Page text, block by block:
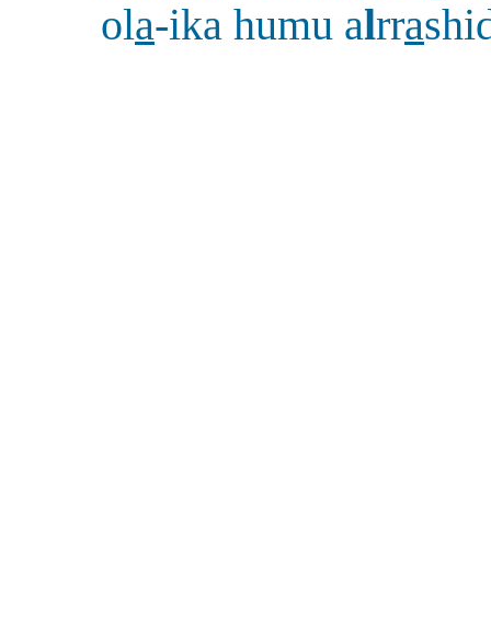
ola-ika humu alrra